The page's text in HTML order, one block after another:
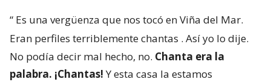
“ Es una vergüenza que nos tocó en Viña del Mar.
Eran perfiles terriblemente chantas . Así yo lo dije.
No podía decir mal hecho, no. Chanta era la
palabra. ¡Chantas!Y esta casa la estamos